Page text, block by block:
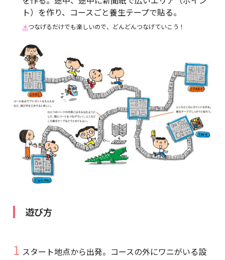
ト）を作り、コースごと養生テープで貼る。
＊つなげるだけでも楽しいので、どんどんつなげていこう！
遊び方
スタート地点から出発。コースの外にワニがいる設